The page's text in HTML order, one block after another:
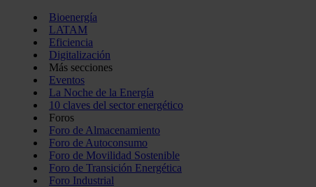
Bioenergía
LATAM
Eficiencia
Digitalización
Más secciones
Eventos
La Noche de la Energía
10 claves del sector energético
Foros
Foro de Almacenamiento
Foro de Autoconsumo
Foro de Movilidad Sostenible
Foro de Transición Energética
Foro Industrial